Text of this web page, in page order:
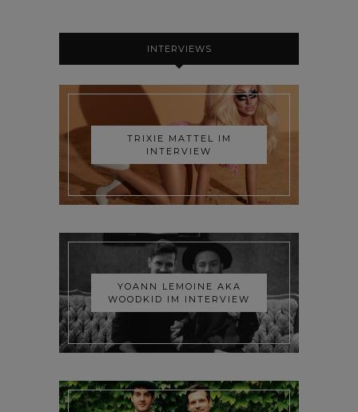
INTERVIEWS
TRIXIE MATTEL IM
INTERVIEW
YOANN LEMOINE AKA
WOODKID IM INTERVIEW